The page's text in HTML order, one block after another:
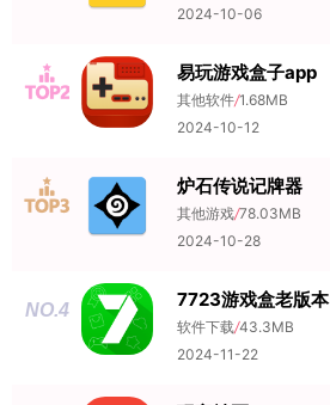
2024-10-06
NO.2 易玩游戏盒子app
其他软件/1.68MB
2024-10-12
NO.3 炉石传说记牌器
其他游戏/78.03MB
2024-10-28
NO.4 7723游戏盒老版本
软件下载/43.3MB
2024-11-22